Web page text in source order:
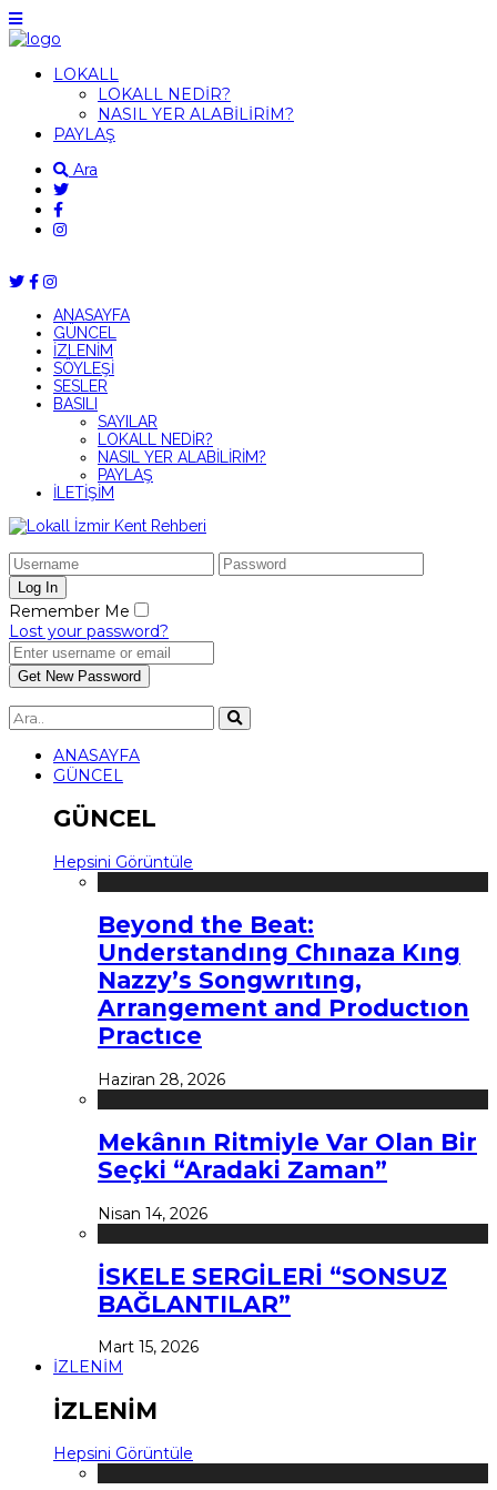
LOKALL
LOKALL NEDİR?
NASIL YER ALABİLİRİM?
PAYLAŞ
Ara
ANASAYFA
GÜNCEL
İZLENİM
SÖYLEŞİ
SESLER
BASILI
SAYILAR
LOKALL NEDİR?
NASIL YER ALABİLİRİM?
PAYLAŞ
İLETİŞİM
Remember Me
Lost your password?
ANASAYFA
GÜNCEL
GÜNCEL
Hepsini Görüntüle
Beyond the Beat:
Understandıng Chınaza Kıng
Nazzy’s Songwrıtıng,
Arrangement and Productıon
Practıce
Haziran 28, 2026
Mekânın Ritmiyle Var Olan Bir
Seçki “Aradaki Zaman”
Nisan 14, 2026
İSKELE SERGİLERİ “SONSUZ
BAĞLANTILAR”
Mart 15, 2026
İZLENİM
İZLENİM
Hepsini Görüntüle